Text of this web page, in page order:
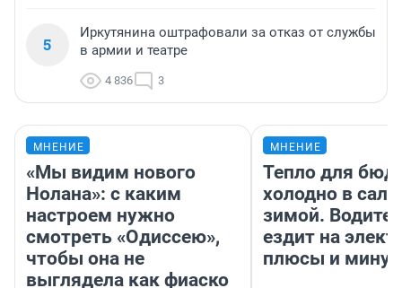
5
Иркутянина оштрафовали за отказ от службы
в армии и театре
4 836 3
МНЕНИЕ
«Мы видим нового
Нолана»: с каким
настроем нужно
смотреть «Одиссею»,
чтобы она не
выглядела как фиаско
МНЕНИЕ
Тепло для
холодно в
зимой.
ездит на
плюсы и